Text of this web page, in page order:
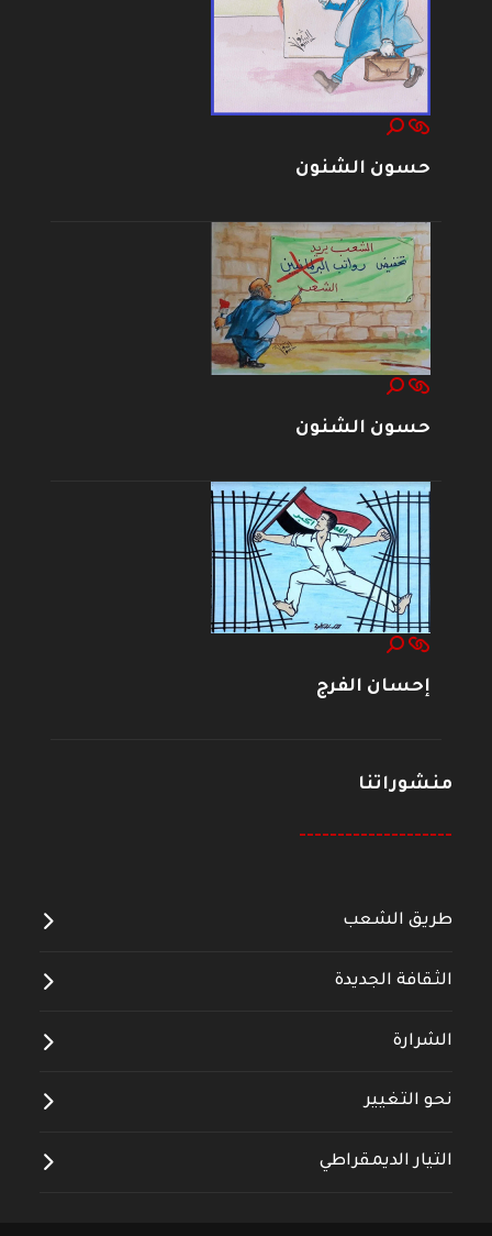
حسون الشنون
حسون الشنون
إحسان الفرج
منشوراتنا
--------------------
طريق الشعب
الثقافة الجديدة
الشرارة
نحو التغيير
التيار الديمقراطي